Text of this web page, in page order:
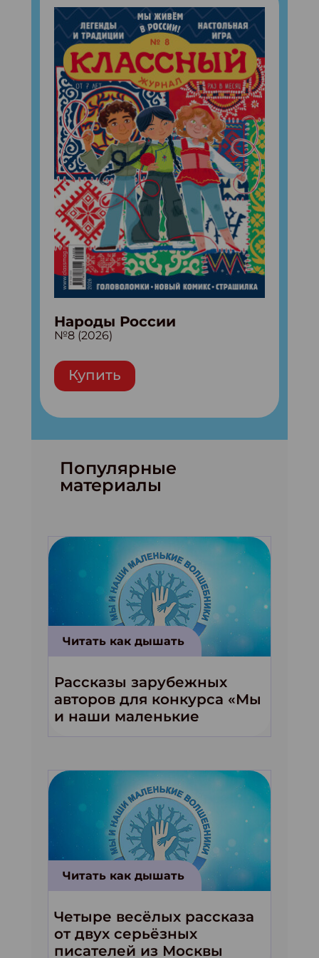
Народы России
№8 (2026)
Купить
Популярные
материалы
Читать как дышать
Рассказы зарубежных
авторов для конкурса «Мы
и наши маленькие
волшебники!»
Читать как дышать
Четыре весёлых рассказа
от двух серьёзных
писателей из Москвы